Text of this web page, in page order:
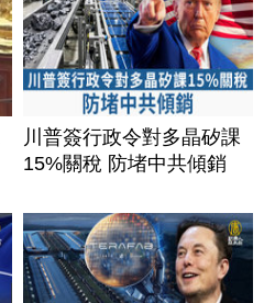
川普簽行政令對多晶矽課
15%關稅 防堵中共傾銷